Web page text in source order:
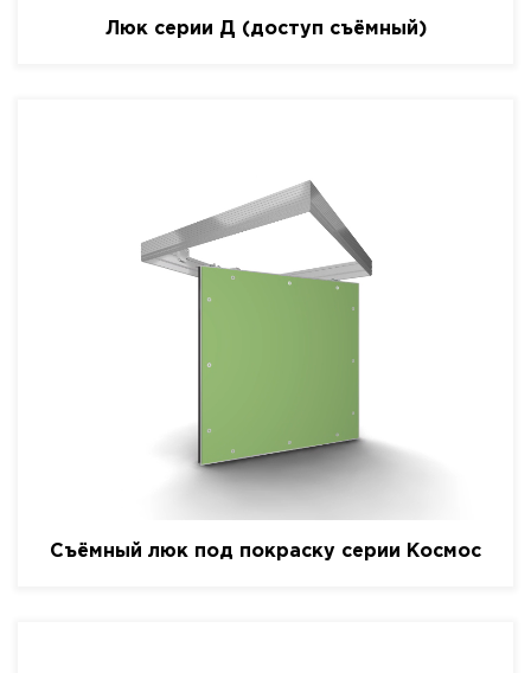
Люк серии Д (доступ съёмный)
Съёмный люк под покраску серии Космос